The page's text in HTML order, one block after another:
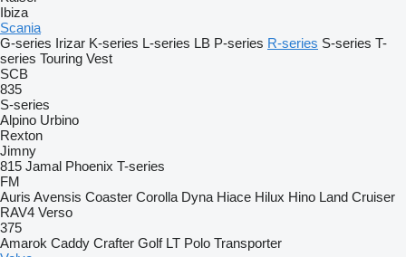
Ibiza
Scania
G-series Irizar K-series L-series LB P-series R-series S-series T-
series Touring Vest
SCB
835
S-series
Alpino Urbino
Rexton
Jimny
815 Jamal Phoenix T-series
FM
Auris Avensis Coaster Corolla Dyna Hiace Hilux Hino Land Cruiser
RAV4 Verso
375
Amarok Caddy Crafter Golf LT Polo Transporter